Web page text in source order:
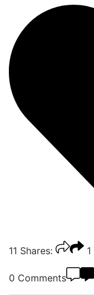
11 Shares: 1
0 Comments